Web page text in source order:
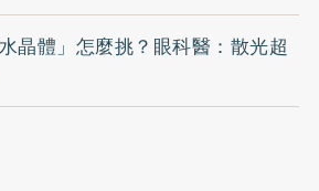
晶體」怎麼挑？眼科醫：散光超